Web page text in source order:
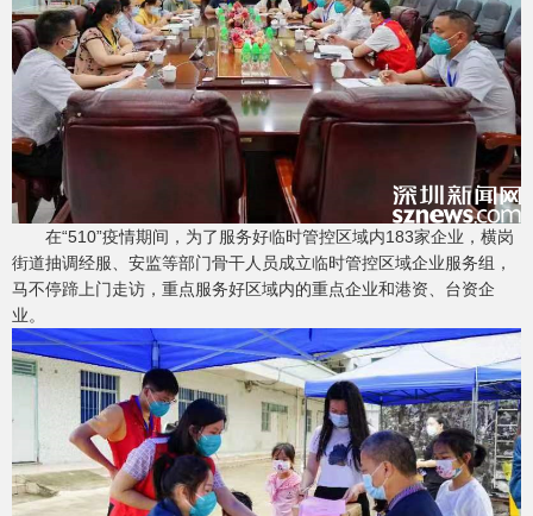
在“510”疫情期间，为了服务好临时管控区域内183家企业，横岗
街道抽调经服、安监等部门骨干人员成立临时管控区域企业服务组，
马不停蹄上门走访，重点服务好区域内的重点企业和港资、台资企
业。